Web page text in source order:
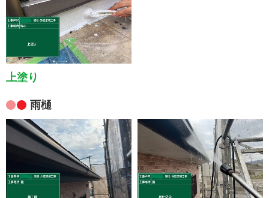
上塗り
雨樋